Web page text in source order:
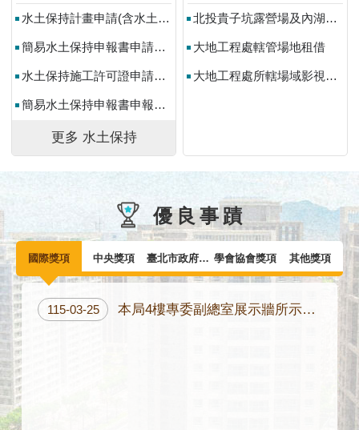
放
告
隱
私
資
訊
政
策
聯
絡
方
式
本
局
暨
所
水土保持計畫申請(含水土保持計畫變更設計申請)
簡易水土保持申報書申請（含簡易水土保持申報書變更設計申請）
水土保持施工許可證申請（水土保持計畫申報開工）
簡易水土保持申報書申報開工
更多 水土保持
北投貴子坑露營場及內湖碧山露營場申請使用
大地工程處轄管場地租借
大地工程處所轄場域影視拍攝申請
優良事蹟
國際獎項 中央獎項 臺北市政府獎項 學會協會獎項 其他獎項
115-03-25 本局4樓專委副總室展示牆所示國際獎項40座，為截至115年6月底之統計數。